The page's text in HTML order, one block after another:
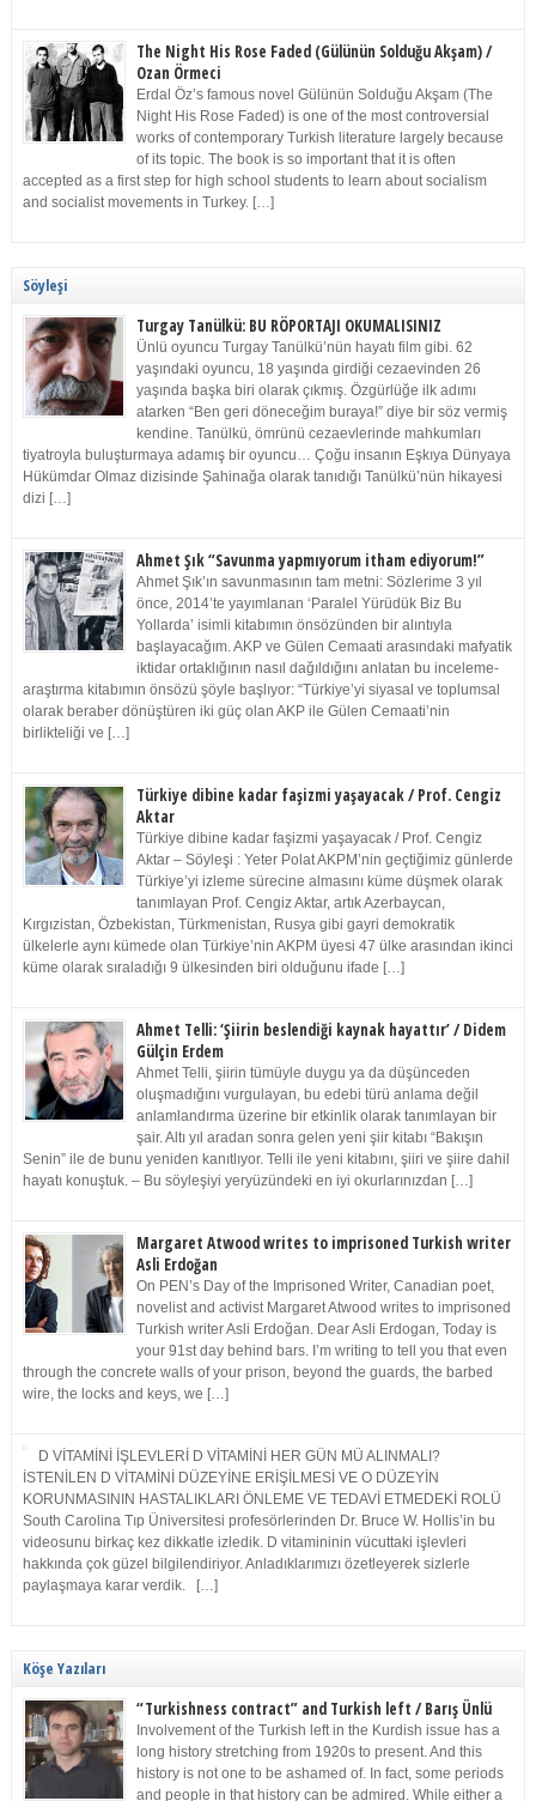
The Night His Rose Faded (Gülünün Solduğu Akşam) /
Ozan Örmeci
Erdal Öz’s famous novel Gülünün Solduğu Akşam (The
Night His Rose Faded) is one of the most controversial
works of contemporary Turkish literature largely because
of its topic. The book is so important that it is often
accepted as a first step for high school students to learn about socialism
and socialist movements in Turkey. […]
Söyleşi
Turgay Tanülkü: BU RÖPORTAJI OKUMALISINIZ
Ünlü oyuncu Turgay Tanülkü’nün hayatı film gibi. 62
yaşındaki oyuncu, 18 yaşında girdiği cezaevinden 26
yaşında başka biri olarak çıkmış. Özgürlüğe ilk adımı
atarken “Ben geri döneceğim buraya!” diye bir söz vermiş
kendine. Tanülkü, ömrünü cezaevlerinde mahkumları
tiyatroyla buluşturmaya adamış bir oyuncu… Çoğu insanın Eşkıya Dünyaya
Hükümdar Olmaz dizisinde Şahinağa olarak tanıdığı Tanülkü’nün hikayesi
dizi […]
Ahmet Şık “Savunma yapmıyorum itham ediyorum!”
Ahmet Şık’ın savunmasının tam metni: Sözlerime 3 yıl
önce, 2014’te yayımlanan ‘Paralel Yürüdük Biz Bu
Yollarda’ isimli kitabımın önsözünden bir alıntıyla
başlayacağım. AKP ve Gülen Cemaati arasındaki mafyatik
iktidar ortaklığının nasıl dağıldığını anlatan bu inceleme-
araştırma kitabımın önsözü şöyle başlıyor: “Türkiye’yi siyasal ve toplumsal
olarak beraber dönüştüren iki güç olan AKP ile Gülen Cemaati’nin
birlikteliği ve […]
Türkiye dibine kadar faşizmi yaşayacak / Prof. Cengiz
Aktar
Türkiye dibine kadar faşizmi yaşayacak / Prof. Cengiz
Aktar – Söyleşi : Yeter Polat AKPM’nin geçtiğimiz günlerde
Türkiye’yi izleme sürecine almasını küme düşmek olarak
tanımlayan Prof. Cengiz Aktar, artık Azerbaycan,
Kırgızistan, Özbekistan, Türkmenistan, Rusya gibi gayri demokratik
ülkelerle aynı kümede olan Türkiye’nin AKPM üyesi 47 ülke arasından ikinci
küme olarak sıraladığı 9 ülkesinden biri olduğunu ifade […]
Ahmet Telli: ‘Şiirin beslendiği kaynak hayattır’ / Didem
Gülçin Erdem
Ahmet Telli, şiirin tümüyle duygu ya da düşünceden
oluşmadığını vurgulayan, bu edebi türü anlama değil
anlamlandırma üzerine bir etkinlik olarak tanımlayan bir
şair. Altı yıl aradan sonra gelen yeni şiir kitabı “Bakışın
Senin” ile de bunu yeniden kanıtlıyor. Telli ile yeni kitabını, şiiri ve şiire dahil
hayatı konuştuk. – Bu söyleşiyi yeryüzündeki en iyi okurlarınızdan […]
Margaret Atwood writes to imprisoned Turkish writer
Asli Erdoğan
On PEN’s Day of the Imprisoned Writer, Canadian poet,
novelist and activist Margaret Atwood writes to imprisoned
Turkish writer Asli Erdoğan. Dear Asli Erdogan, Today is
your 91st day behind bars. I’m writing to tell you that even
through the concrete walls of your prison, beyond the guards, the barbed
wire, the locks and keys, we […]
D VİTAMİNİ İŞLEVLERİ D VİTAMİNİ HER GÜN MÜ ALINMALI?
İSTENİLEN D VİTAMİNİ DÜZEYİNE ERİŞİLMESİ VE O DÜZEYİN
KORUNMASININ HASTALIKLARI ÖNLEME VE TEDAVİ ETMEDEKİ ROLÜ
South Carolina Tıp Üniversitesi profesörlerinden Dr. Bruce W. Hollis’in bu
videosunu birkaç kez dikkatle izledik. D vitamininin vücuttaki işlevleri
hakkında çok güzel bilgilendiriyor. Anladıklarımızı özetleyerek sizlerle
paylaşmaya karar verdik. […]
Köşe Yazıları
“Turkishness contract” and Turkish left / Barış Ünlü
Involvement of the Turkish left in the Kurdish issue has a
long history stretching from 1920s to present. And this
history is not one to be ashamed of. In fact, some periods
and people in that history can be admired. While either a